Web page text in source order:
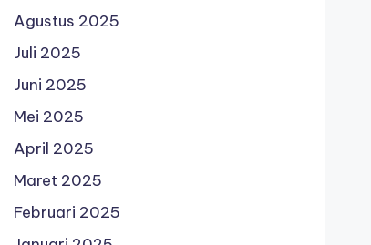
Agustus 2025
Juli 2025
Juni 2025
Mei 2025
April 2025
Maret 2025
Februari 2025